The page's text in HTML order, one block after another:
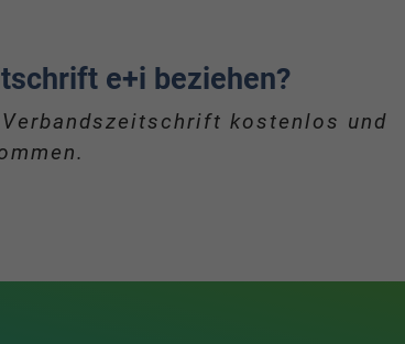
e+i beziehen?
kostenlos und